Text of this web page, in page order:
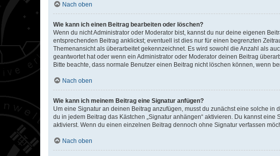
Nach oben
Wie kann ich einen Beitrag bearbeiten oder löschen?
Wenn du nicht Administrator oder Moderator bist, kannst du nur deine eigenen
entsprechenden Beitrag anklickst; eventuell ist dies nur für einen begrenzten
Themenansicht als überarbeitet gekennzeichnet. Es wird sowohl die Anzahl als
geantwortet hat oder wenn ein Administrator oder Moderator deinen Beitrag
Bitte beachte, dass normale Benutzer einen Beitrag nicht löschen können, wenn
Nach oben
Wie kann ich meinem Beitrag eine Signatur anfügen?
Um eine Signatur an deinen Beitrag anzufügen, musst du zunächst eine solche
du in jedem Beitrag das Kästchen „Signatur anhängen“ aktivieren. Du kannst
aktivierst. Wenn du einen einzelnen Beitrag dennoch ohne Signatur verfassen
Nach oben